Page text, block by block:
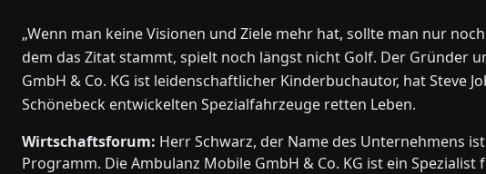
„Wenn man keine Visionen und Ziele mehr hat, sollte man nur
dem das Zitat stammt, spielt noch längst nicht Golf. Der Gründer
GmbH & Co. KG ist leidenschaftlicher Kinderbuchautor, hat Steve
Schönebeck entwickelten Spezialfahrzeuge retten Leben.
Wirtschaftsforum: Herr Schwarz, der Name des Unternehmens ist
Programm. Die Ambulanz Mobile GmbH & Co. KG ist ein Spezialist